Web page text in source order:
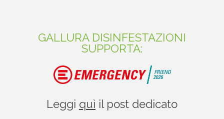
GALLURA DISINFESTAZIONI
SUPPORTA:
Leggi quì il post dedicato